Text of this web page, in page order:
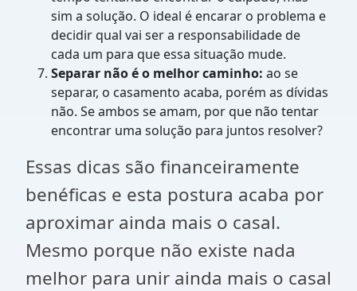
sim a solução. O ideal é encarar o problema e
decidir qual vai ser a responsabilidade de
cada um para que essa situação mude.
Separar não é o melhor caminho: ao se
separar, o casamento acaba, porém as dívidas
não. Se ambos se amam, por que não tentar
encontrar uma solução para juntos resolver?
Essas dicas são financeiramente
benéficas e esta postura acaba por
aproximar ainda mais o casal.
Mesmo porque não existe nada
melhor para unir ainda mais o casal